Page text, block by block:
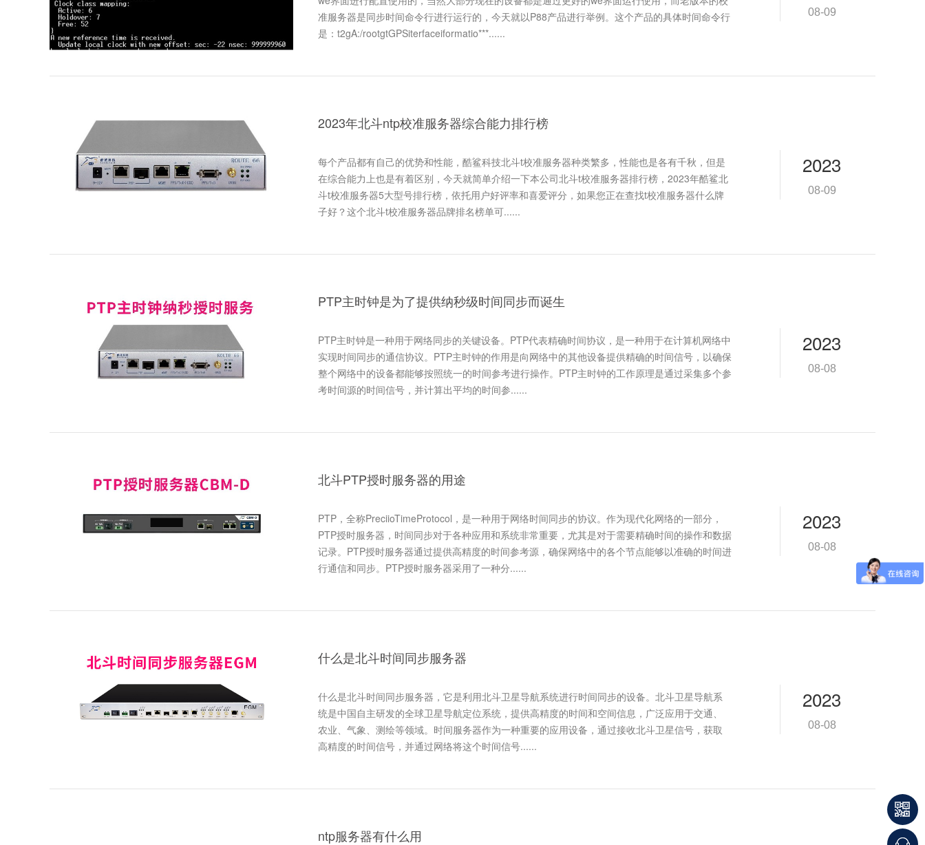
08-09
准服务器是同步时间命令行进行运行的，今天就以P88产品进行举例。这个产品的具体时间命令行
是：t2gA:/rootgtGPSiterfaceiformatio***......
2023
08-09
2023年北斗ntp校准服务器综合能力排行榜
每个产品都有自己的优势和性能，酷鲨科技北斗t校准服务器种类繁多，性能也是各有千秋，但是
在综合能力上也是有着区别，今天就简单介绍一下本公司北斗t校准服务器排行榜，2023年酷鲨北
斗t校准服务器5大型号排行榜，依托用户好评率和喜爱评分，如果您正在查找t校准服务器什么牌
子好？这个北斗t校准服务器品牌排名榜单可......
2023
08-08
PTP主时钟是为了提供纳秒级时间同步而诞生
PTP主时钟是一种用于网络同步的关键设备。PTP代表精确时间协议，是一种用于在计算机网络中
实现时间同步的通信协议。PTP主时钟的作用是向网络中的其他设备提供精确的时间信号，以确保
整个网络中的设备都能够按照统一的时间参考进行操作。PTP主时钟的工作原理是通过采集多个参
考时间源的时间信号，并计算出平均的时间参......
2023
08-08
北斗PTP授时服务器的用途
PTP，全称PreciioTimeProtocol，是一种用于网络时间同步的协议。作为现代化网络的一部分，
PTP授时服务器，时间同步对于各种应用和系统非常重要，尤其是对于需要精确时间的操作和数据
记录。PTP授时服务器通过提供高精度的时间参考源，确保网络中的各个节点能够以准确的时间进
行通信和同步。PTP授时服务器采用了一种分......
2023
08-08
什么是北斗时间同步服务器
什么是北斗时间同步服务器，它是利用北斗卫星导航系统进行时间同步的设备。北斗卫星导航系
统是中国自主研发的全球卫星导航定位系统，提供高精度的时间和空间信息，广泛应用于交通、
农业、气象、测绘等领域。时间服务器作为一种重要的应用设备，通过接收北斗卫星信号，获取
高精度的时间信号，并通过网络将这个时间信号......
ntp服务器有什么用